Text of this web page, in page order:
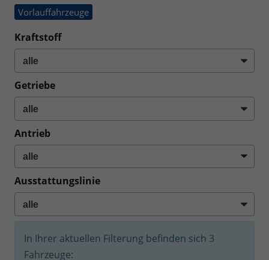
Vorlauffahrzeuge
Kraftstoff
Getriebe
Antrieb
Ausstattungslinie
In Ihrer aktuellen Filterung befinden sich 3
Fahrzeuge: